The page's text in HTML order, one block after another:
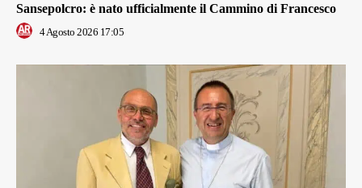
Sansepolcro: è nato ufficialmente il Cammino di Francesco
4 Agosto 2026 17:05